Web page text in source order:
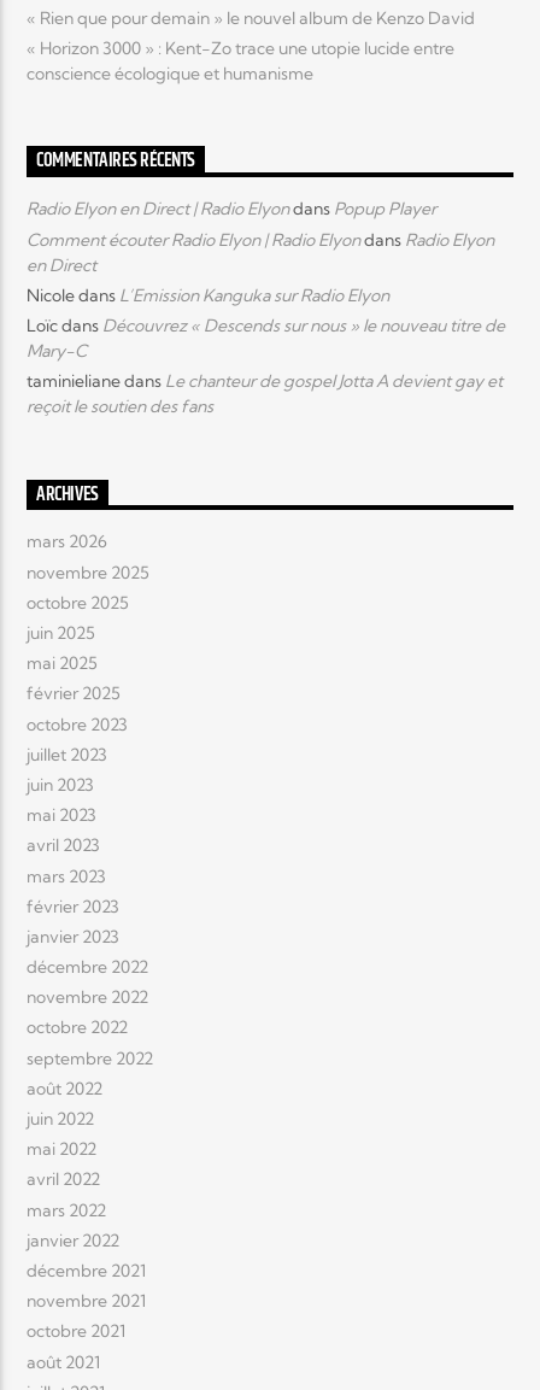
« Rien que pour demain » le nouvel album de Kenzo David
« Horizon 3000 » : Kent-Zo trace une utopie lucide entre
conscience écologique et humanisme
COMMENTAIRES RÉCENTS
Radio Elyon en Direct | Radio Elyondans Popup Player
Comment écouter Radio Elyon | Radio Elyondans Radio Elyon
en Direct
Nicoledans L’Emission Kanguka sur Radio Elyon
Loïcdans Découvrez « Descends sur nous » le nouveau titre de
Mary-C
taminielianedans Le chanteur de gospel Jotta A devient gay et
reçoit le soutien des fans
ARCHIVES
mars 2026
novembre 2025
octobre 2025
juin 2025
mai 2025
février 2025
octobre 2023
juillet 2023
juin 2023
mai 2023
avril 2023
mars 2023
février 2023
janvier 2023
décembre 2022
novembre 2022
octobre 2022
septembre 2022
août 2022
juin 2022
mai 2022
avril 2022
mars 2022
janvier 2022
décembre 2021
novembre 2021
octobre 2021
août 2021